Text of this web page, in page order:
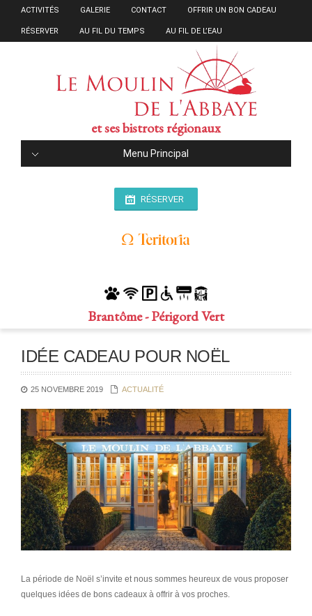
ACTIVITÉS GALERIE CONTACT OFFRIR UN BON CADEAU
RÉSERVER AU FIL DU TEMPS AU FIL DE L’EAU
et ses bistrots régionaux
Menu Principal
RÉSERVER
Brantôme - Périgord Vert
IDÉE CADEAU POUR NOËL
25 NOVEMBRE 2019 ACTUALITÉ
La période de Noël s’invite et nous sommes heureux de vous proposer
quelques idées de bons cadeaux à offrir à vos proches.